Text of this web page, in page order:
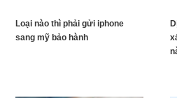
Loại nào thì phải gửi iphone
sang mỹ bảo hành